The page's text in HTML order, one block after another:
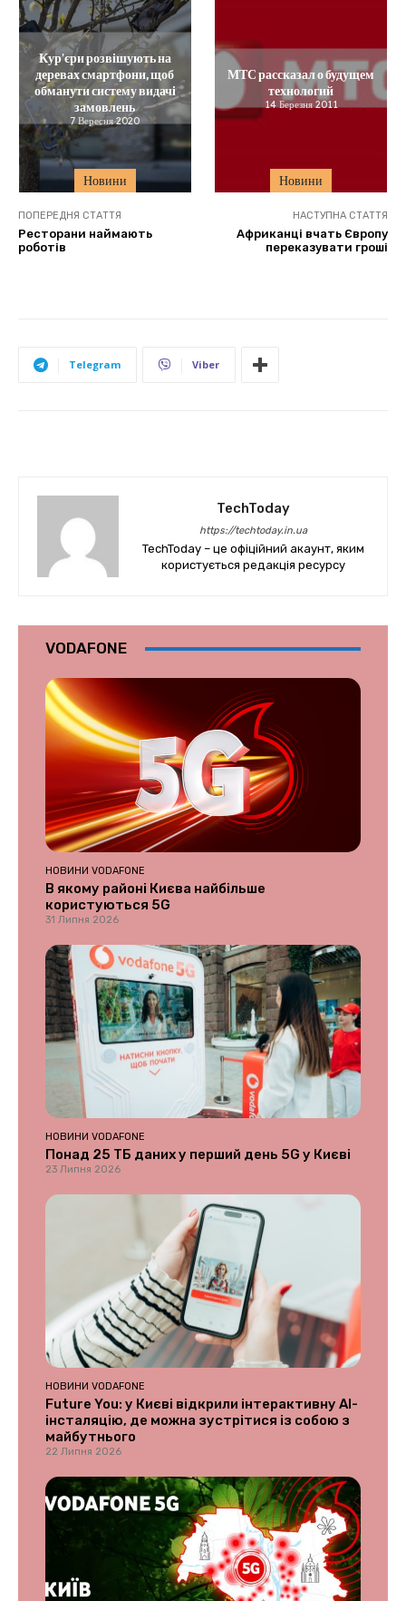
Новини
Кур’єри розвішують на
деревах смартфони, щоб
обманути систему видачі
замовлень
7 Вересня 2020
Новини
МТС рассказал о будущем
технологий
14 Березня 2011
ПОПЕРЕДНЯ СТАТТЯ
Ресторани наймають
роботів
НАСТУПНА СТАТТЯ
Африканці вчать Європу
переказувати гроші
Telegram Viber
TechToday
https://techtoday.in.ua
TechToday – це офіційний акаунт, яким
користується редакція ресурсу
VODAFONE
НОВИНИ VODAFONE
В якому районі Києва найбільше
користуються 5G
31 Липня 2026
НОВИНИ VODAFONE
Понад 25 ТБ даних у перший день 5G у Києві
23 Липня 2026
НОВИНИ VODAFONE
Future You: у Києві відкрили інтерактивну AI-
інсталяцію, де можна зустрітися із собою з
майбутнього
22 Липня 2026